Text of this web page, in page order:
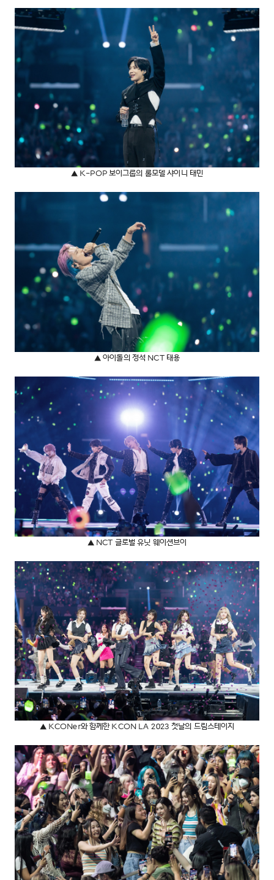
▲ K-POP 보이그룹의 롤모델 샤이니 태민
▲ 아이돌의 정석 NCT 태용
▲ NCT 글로벌 유닛 웨이션브이
▲ KCONer와 함께한 KCON LA 2023 첫날의 드림스테이지